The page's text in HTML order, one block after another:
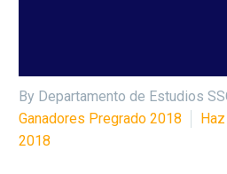
By Departamento de Estudios
Ganadores Pregrado 2018
2018